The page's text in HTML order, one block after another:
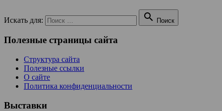
Искать для:  Поиск
Полезные страницы сайта
Структура сайта
Полезные ссылки
О сайте
Политика конфиденциальности
Выставки